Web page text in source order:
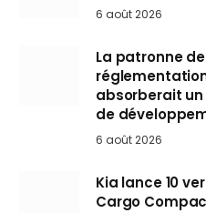
6 août 2026
La patronne
absorberait
de
6 août 2026
Kia lance 10
Cargo